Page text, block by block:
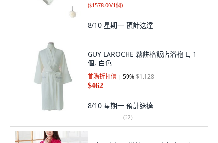
($1578.00/1個)
8/10 星期一 預計送達
GUY LAROCHE 鬆餅格飯店浴袍 L, 1
個, 白色
首購折扣價 59%$1,128
$462
8/10 星期一 預計送達
(22)